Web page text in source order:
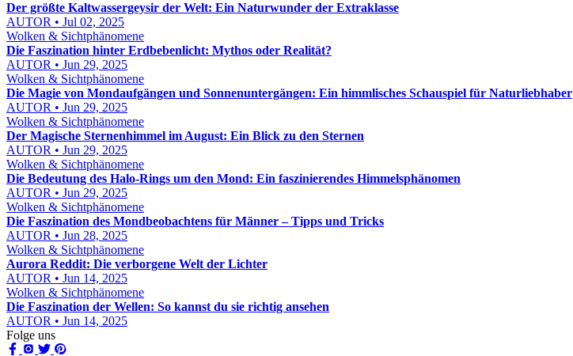
Der größte Kaltwassergeysir der Welt: Ein Naturwunder der Extraklasse
AUTOR • Jul 02, 2025
Wolken & Sichtphänomene
Die Faszination hinter Erdbebenlicht: Mythos oder Realität?
AUTOR • Jun 29, 2025
Wolken & Sichtphänomene
Die Magie von Mondaufgängen und Sonnenuntergängen: Ein himmlisches Schauspiel für Naturliebhaber
AUTOR • Jun 29, 2025
Wolken & Sichtphänomene
Der Magische Sternenhimmel im August: Ein Blick zu den Sternen
AUTOR • Jun 29, 2025
Wolken & Sichtphänomene
Die Bedeutung des Halo-Rings um den Mond: Ein faszinierendes Himmelsphänomen
AUTOR • Jun 29, 2025
Wolken & Sichtphänomene
Die Faszination des Mondbeobachtens für Männer – Tipps und Tricks
AUTOR • Jun 28, 2025
Wolken & Sichtphänomene
Aurora Reddit: Die verborgene Welt der Lichter
AUTOR • Jun 14, 2025
Wolken & Sichtphänomene
Die Faszination der Wellen: So kannst du sie richtig ansehen
AUTOR • Jun 14, 2025
Folge uns